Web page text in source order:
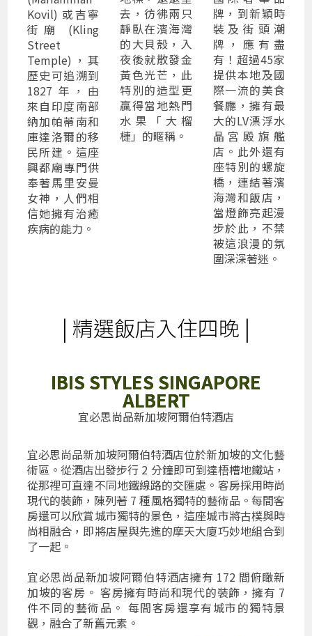
Kovil) 或吉寧
街廟 (Kling
Street
Temple)，其
歷史可追溯到
1827 年，由
來自印度南部
納加帕蒂南和
庫達洛爾的移
民所建。這座
興都廟專門供
奉著馬里安曼
女神，人們相
信她擁有治癒
疾病的能力。
去，彷彿兩只
靜臥在濱海灣
的大貝殼，入
夜後就散發金
黃色光芒，此
特別的造型更
贏得當地熱門
水果「大榴
槤」的暱稱。
牌，到新穎時
裝及街頭潮
牌，應有盡
有！超過45家
提供本地及國
際一流的美食
餐廳，擁有最
大的LV漂浮水
晶宮殿旗艦
店。此外還有
座特別的螺旋
橋，連結著濱
海灣和飯店，
當燈飾亮起漫
步於此，不禁
被這浪漫的氛
圍深深著迷。
| 精選飯店入住四晚 |
IBIS STYLES SINGAPORE
ALBERT
宜必思尚品新加坡阿爾伯特酒店
宜必思尚品新加坡阿爾伯特酒店位於新加坡的文化藝
術區。從酒店出發步行 2 分鐘即可到達梧槽地鐵站，
從那裡可直達不同地鐵線路的交匯處。客房採用時尚
現代的裝飾，陳列著 7 種風格獨特的藝術品。每間客
房還可以欣賞城市獨特的景色，這座城市將古樸與時
尚相融合，即將店屋與先進的摩天大廈巧妙地組合到
了一起。
宜必思尚品新加坡阿爾伯特酒店擁有 172 間俯瞰新
加坡的客房。 客房擁有時尚和現代的裝飾，擁有 7
件不同的藝術品。 每間客房還享有城市的獨特景
觀，融合了新舊元素。